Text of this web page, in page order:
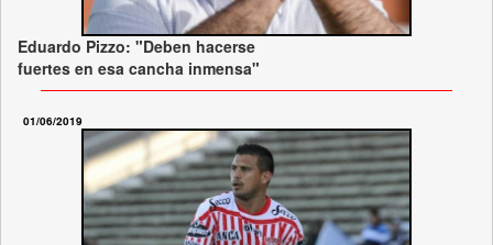
Eduardo Pizzo: "Deben hacerse
fuertes en esa cancha inmensa"
01/06/2019